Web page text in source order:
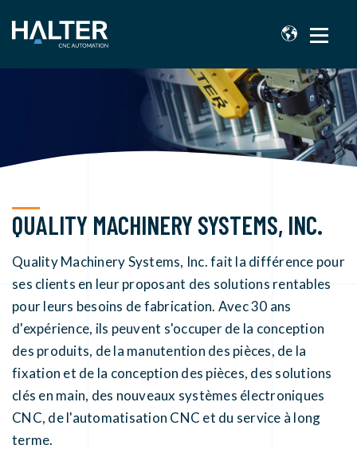
QUALITY MACHINERY SYSTEMS, INC.
Quality Machinery Systems, Inc. fait la différence pour
ses clients en leur proposant des solutions rentables
pour leurs besoins de fabrication. Avec 30 ans
d'expérience, ils peuvent s'occuper de la conception
des produits, de la manutention des pièces, de la
fixation et de la conception des pièces, des solutions
clés en main, des nouveaux systèmes électroniques
CNC, de l'automatisation CNC et du service à long
terme.